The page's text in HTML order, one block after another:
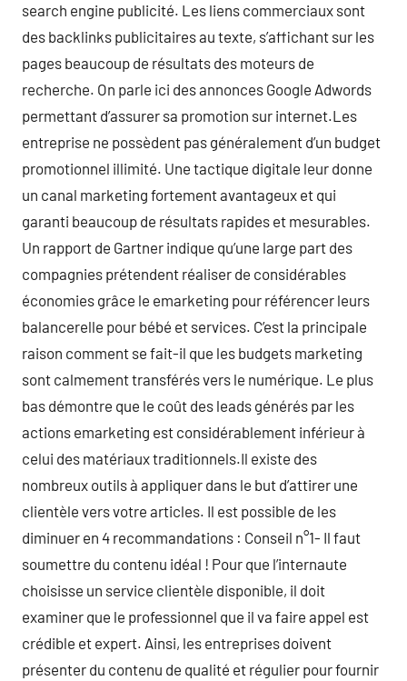
search engine publicité. Les liens commerciaux sont
des backlinks publicitaires au texte, s’affichant sur les
pages beaucoup de résultats des moteurs de
recherche. On parle ici des annonces Google Adwords
permettant d’assurer sa promotion sur internet.Les
entreprise ne possèdent pas généralement d’un budget
promotionnel illimité. Une tactique digitale leur donne
un canal marketing fortement avantageux et qui
garanti beaucoup de résultats rapides et mesurables.
Un rapport de Gartner indique qu’une large part des
compagnies prétendent réaliser de considérables
économies grâce le emarketing pour référencer leurs
balancerelle pour bébé et services. C’est la principale
raison comment se fait-il que les budgets marketing
sont calmement transférés vers le numérique. Le plus
bas démontre que le coût des leads générés par les
actions emarketing est considérablement inférieur à
celui des matériaux traditionnels.Il existe des
nombreux outils à appliquer dans le but d’attirer une
clientèle vers votre articles. Il est possible de les
diminuer en 4 recommandations : Conseil n°1- Il faut
soumettre du contenu idéal ! Pour que l’internaute
choisisse un service clientèle disponible, il doit
examiner que le professionnel que il va faire appel est
crédible et expert. Ainsi, les entreprises doivent
présenter du contenu de qualité et régulier pour fournir